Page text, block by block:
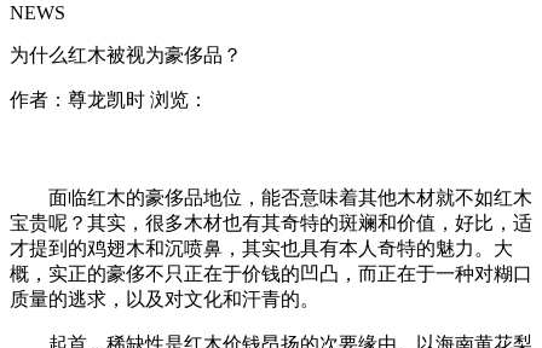
NEWS
为什么红木被视为豪侈品？
作者：尊龙凯时 浏览：
面临红木的豪侈品地位，能否意味着其他木材就不如红木
宝贵呢？其实，很多木材也有其奇特的斑斓和价值，好比，适
才提到的鸡翅木和沉喷鼻，其实也具有本人奇特的魅力。大
概，实正的豪侈不只正在于价钱的凹凸，而正在于一种对糊口
质量的逃求，以及对文化和汗青的。
起首，稀缺性是红木价钱昂扬的次要缘由。以海南黄花梨